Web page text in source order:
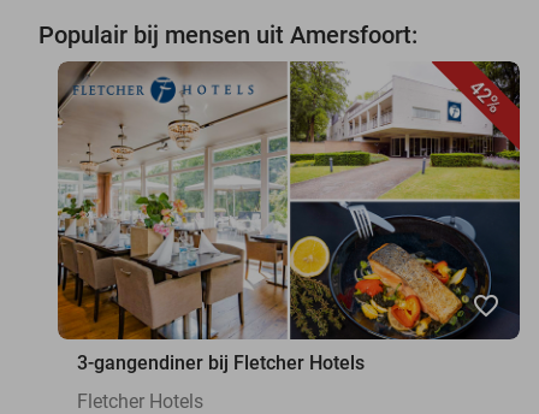
Populair bij mensen uit Amersfoort:
42%
favorite_border
3-gangendiner bij Fletcher Hotels
Fletcher Hotels